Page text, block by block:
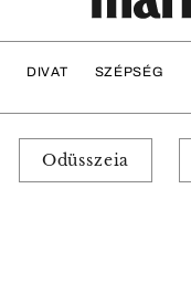
DIVAT SZÉPSÉG
Odüsszeia